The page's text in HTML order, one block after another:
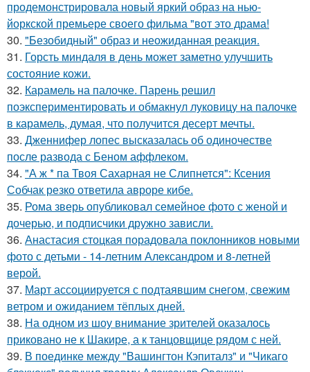
продемонстрировала новый яркий образ на нью-
йоркской премьере своего фильма "вот это драма!
30. "Безобидный" образ и неожиданная реакция.
31. Горсть миндаля в день может заметно улучшить
состояние кожи.
32. Карамель на палочке. Парень решил
поэкспериментировать и обмакнул луковицу на палочке
в карамель, думая, что получится десерт мечты.
33. Дженнифер лопес высказалась об одиночестве
после развода с Беном аффлеком.
34. "А ж * па Твоя Сахарная не Слипнется": Ксения
Собчак резко ответила авроре кибе.
35. Рома зверь опубликовал семейное фото с женой и
дочерью, и подписчики дружно зависли.
36. Анастасия стоцкая порадовала поклонников новыми
фото с детьми - 14-летним Александром и 8-летней
верой.
37. Март ассоциируется с подтаявшим снегом, свежим
ветром и ожиданием тёплых дней.
38. На одном из шоу внимание зрителей оказалось
приковано не к Шакире, а к танцовщице рядом с ней.
39. В поединке между "Вашингтон Кэпиталз" и "Чикаго